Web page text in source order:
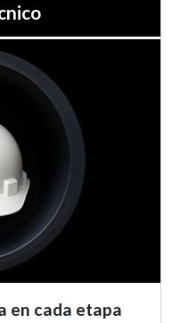
en cada etapa